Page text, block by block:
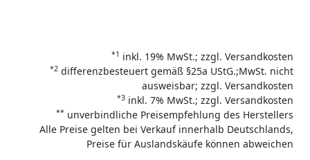
*1 inkl. 19% MwSt.; zzgl. Versandkosten
*2 differenzbesteuert gemäß §25a UStG.;MwSt. nicht
ausweisbar; zzgl. Versandkosten
*3 inkl. 7% MwSt.; zzgl. Versandkosten
** unverbindliche Preisempfehlung des Herstellers
Alle Preise gelten bei Verkauf innerhalb Deutschlands,
Preise für Auslandskäufe können abweichen